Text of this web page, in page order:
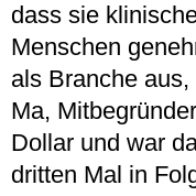
dass sie
Menschen
als Branche
Ma,
Dollar und war
dritten Mal in